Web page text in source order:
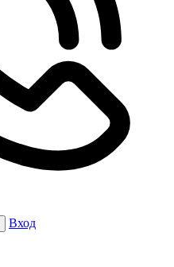
Вход